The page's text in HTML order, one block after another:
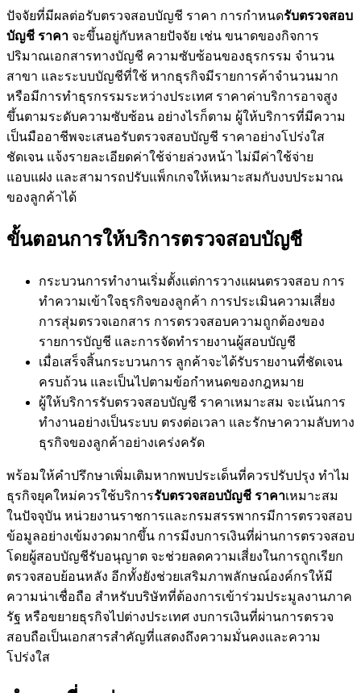
ปัจจัยที่มีผลต่อรับตรวจสอบบัญชี ราคา การกำหนดรับตรวจสอบ
บัญชี ราคา จะขึ้นอยู่กับหลายปัจจัย เช่น ขนาดของกิจการ
ปริมาณเอกสารทางบัญชี ความซับซ้อนของธุรกรรม จำนวน
สาขา และระบบบัญชีที่ใช้ หากธุรกิจมีรายการค้าจำนวนมาก
หรือมีการทำธุรกรรมระหว่างประเทศ ราคาค่าบริการอาจสูง
ขึ้นตามระดับความซับซ้อน อย่างไรก็ตาม ผู้ให้บริการที่มีความ
เป็นมืออาชีพจะเสนอรับตรวจสอบบัญชี ราคาอย่างโปร่งใส
ชัดเจน แจ้งรายละเอียดค่าใช้จ่ายล่วงหน้า ไม่มีค่าใช้จ่าย
แอบแฝง และสามารถปรับแพ็กเกจให้เหมาะสมกับงบประมาณ
ของลูกค้าได้
ขั้นตอนการให้บริการตรวจสอบบัญชี
กระบวนการทำงานเริ่มตั้งแต่การวางแผนตรวจสอบ การ
ทำความเข้าใจธุรกิจของลูกค้า การประเมินความเสี่ยง
การสุ่มตรวจเอกสาร การตรวจสอบความถูกต้องของ
รายการบัญชี และการจัดทำรายงานผู้สอบบัญชี
เมื่อเสร็จสิ้นกระบวนการ ลูกค้าจะได้รับรายงานที่ชัดเจน
ครบถ้วน และเป็นไปตามข้อกำหนดของกฎหมาย
ผู้ให้บริการรับตรวจสอบบัญชี ราคาเหมาะสม จะเน้นการ
ทำงานอย่างเป็นระบบ ตรงต่อเวลา และรักษาความลับทาง
ธุรกิจของลูกค้าอย่างเคร่งครัด
พร้อมให้คำปรึกษาเพิ่มเติมหากพบประเด็นที่ควรปรับปรุง ทำไม
ธุรกิจยุคใหม่ควรใช้บริการรับตรวจสอบบัญชี ราคาเหมาะสม
ในปัจจุบัน หน่วยงานราชการและกรมสรรพากรมีการตรวจสอบ
ข้อมูลอย่างเข้มงวดมากขึ้น การมีงบการเงินที่ผ่านการตรวจสอบ
โดยผู้สอบบัญชีรับอนุญาต จะช่วยลดความเสี่ยงในการถูกเรียก
ตรวจสอบย้อนหลัง อีกทั้งยังช่วยเสริมภาพลักษณ์องค์กรให้มี
ความน่าเชื่อถือ สำหรับบริษัทที่ต้องการเข้าร่วมประมูลงานภาค
รัฐ หรือขยายธุรกิจไปต่างประเทศ งบการเงินที่ผ่านการตรวจ
สอบถือเป็นเอกสารสำคัญที่แสดงถึงความมั่นคงและความ
โปร่งใส